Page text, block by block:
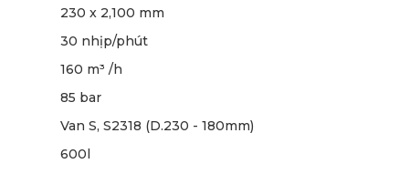
230 x 2,100 mm
30 nhịp/phút
160 m³ /h
85 bar
Van S, S2318 (D.230 - 180mm)
600l